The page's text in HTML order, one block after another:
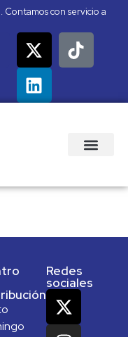
Contamos con servicio a
Redes
sociales